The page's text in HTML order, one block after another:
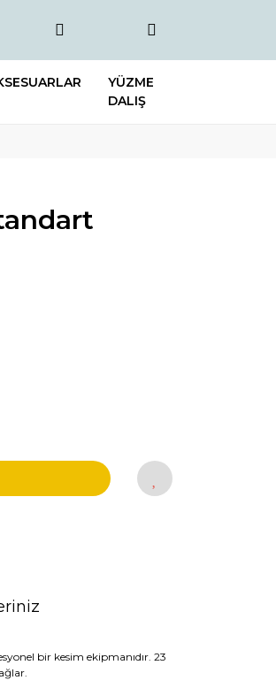
YÜZME
DALIŞ
bir kesim ekipmanıdır. 23